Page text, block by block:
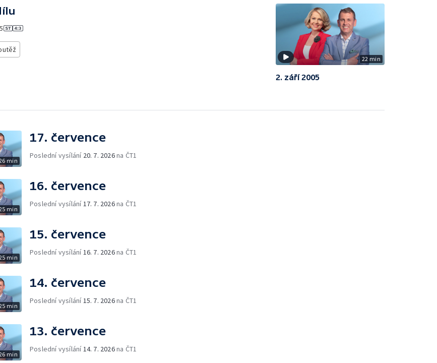
22 min
2. září 2005
min
17. července
Poslední vysílání 20. 7. 2026na ČT1
min
16. července
Poslední vysílání 17. 7. 2026na ČT1
min
15. července
Poslední vysílání 16. 7. 2026na ČT1
min
14. července
Poslední vysílání 15. 7. 2026na ČT1
min
13. července
Poslední vysílání 14. 7. 2026na ČT1